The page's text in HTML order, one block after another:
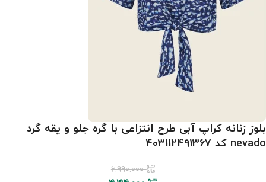
بلوز زنانه کراپ آبی طرح انتزاعی با گره جلو و یقه گرد
nevado کد 403112491367
6.990.000